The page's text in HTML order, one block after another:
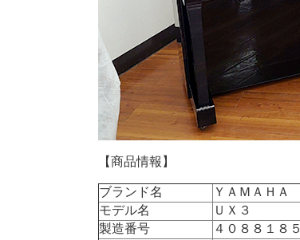
【商品情報】
ブランド名
ＹＡＭＡＨＡ
モデル名
ＵＸ３
製造番号
４０８８１８５